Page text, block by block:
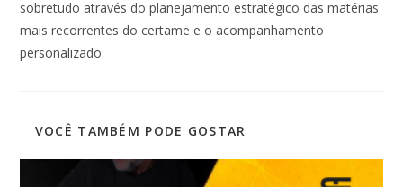
sobretudo através do planejamento estratégico das matérias
mais recorrentes do certame e o acompanhamento
personalizado.
VOCÊ TAMBÉM PODE GOSTAR